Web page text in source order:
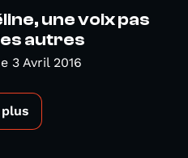
une voix pas
autres
3 Avril 2016